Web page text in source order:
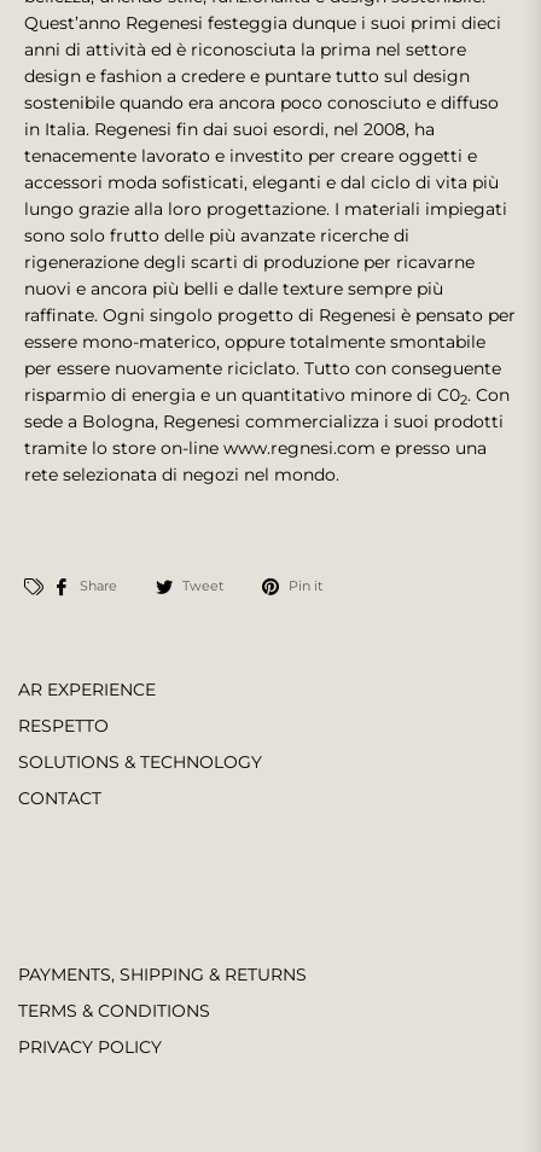
Quest’anno Regenesi festeggia dunque i suoi primi dieci
anni di attività ed è riconosciuta la prima nel settore
design e fashion a credere e puntare tutto sul design
sostenibile quando era ancora poco conosciuto e diffuso
in Italia. Regenesi fin dai suoi esordi, nel 2008, ha
tenacemente lavorato e investito per creare oggetti e
accessori moda sofisticati, eleganti e dal ciclo di vita più
lungo grazie alla loro progettazione. I materiali impiegati
sono solo frutto delle più avanzate ricerche di
rigenerazione degli scarti di produzione per ricavarne
nuovi e ancora più belli e dalle texture sempre più
raffinate. Ogni singolo progetto di Regenesi è pensato per
essere mono-materico, oppure totalmente smontabile
per essere nuovamente riciclato. Tutto con conseguente
risparmio di energia e un quantitativo minore di C02. Con
sede a Bologna, Regenesi commercializza i suoi prodotti
tramite lo store on-line www.regnesi.com e presso una
rete selezionata di negozi nel mondo.
Share Tweet Pin it
AR EXPERIENCE
RESPETTO
SOLUTIONS & TECHNOLOGY
CONTACT
PAYMENTS, SHIPPING & RETURNS
TERMS & CONDITIONS
PRIVACY POLICY